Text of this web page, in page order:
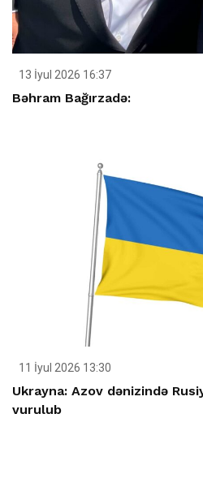
13 İyul 2026 16:37
Bəhram Bağırzadə:
11 İyul 2026 13:30
Ukrayna: Azov dənizində
vurulub